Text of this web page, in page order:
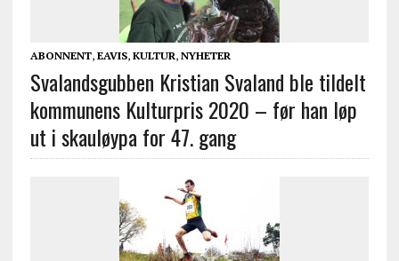
ABONNENT, EAVIS, KULTUR, NYHETER
Svalandsgubben Kristian Svaland ble tildelt
kommunens Kulturpris 2020 – før han løp
ut i skauløypa for 47. gang